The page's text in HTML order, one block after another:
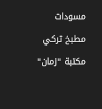
مسودات
مطبخ تركي
مكتبة "زمان"